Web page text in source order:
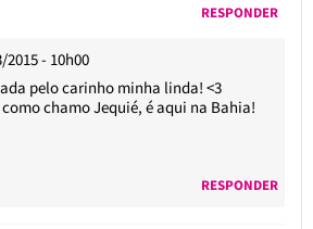
RESPONDER
2015 - 10h00
pelo carinho minha linda! <3
como chamo Jequié, é aqui na Bahia!
RESPONDER